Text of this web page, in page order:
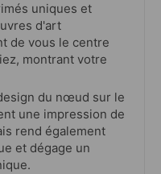
uniques et
d'art
de vous le centre
montrant votre
du nœud sur le
une impression de
rend également
et dégage un